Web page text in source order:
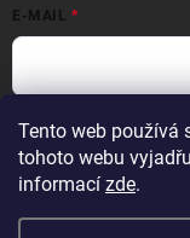
Tento web používá
tohoto webu
informací zde.
E-MAIL
Vložením e-mailu
Přihlásit se